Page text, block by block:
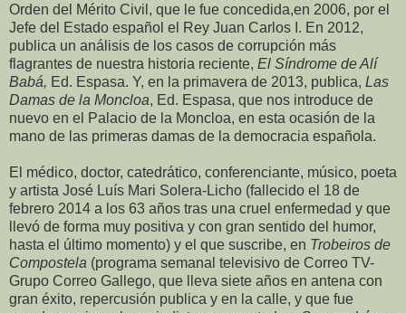
Orden del Mérito Civil, que le fue concedida,en 2006, por el
Jefe del Estado español el Rey Juan Carlos I. En 2012,
publica un análisis de los casos de corrupción más
flagrantes de nuestra historia reciente, El Síndrome de Alí
Babá, Ed. Espasa. Y, en la primavera de 2013, publica, Las
Damas de la Moncloa, Ed. Espasa, que nos introduce de
nuevo en el Palacio de la Moncloa, en esta ocasión de la
mano de las primeras damas de la democracia española.
El médico, doctor, catedrático, conferenciante, músico, poeta
y artista José Luís Mari Solera-Licho (fallecido el 18 de
febrero 2014 a los 63 años tras una cruel enfermedad y que
llevó de forma muy positiva y con gran sentido del humor,
hasta el último momento) y el que suscribe, en Trobeiros de
Compostela (programa semanal televisivo de Correo TV-
Grupo Correo Gallego, que lleva siete años en antena con
gran éxito, repercusión publica y en la calle, y que fue